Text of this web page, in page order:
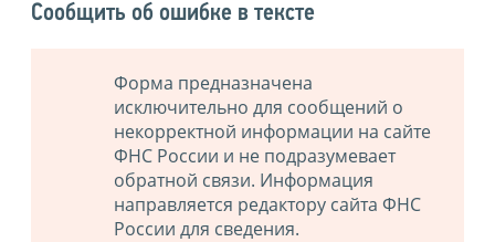
Сообщить об ошибке в тексте
Форма предназначена
исключительно для сообщений о
некорректной информации на сайте
ФНС России и не подразумевает
обратной связи. Информация
направляется редактору сайта ФНС
России для сведения.